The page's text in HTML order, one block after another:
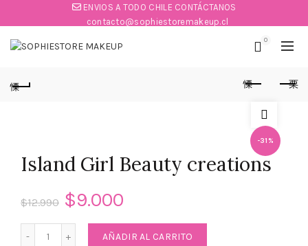
ENVIOS A TODO CHILE CONTÁCTANOS
contacto@sophiestoremakeup.cl
0
-31%
Island Girl Beauty creations
$12.990 $9.000
Island Girl Beauty creations cantidad
AÑADIR AL CARRITO